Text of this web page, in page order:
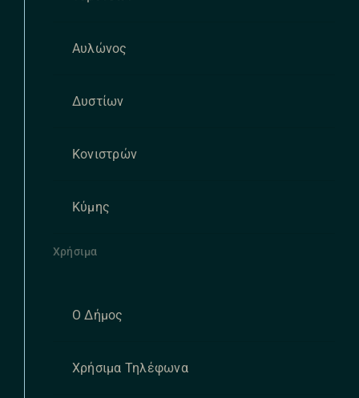
Αυλώνος
Δυστίων
Κονιστρών
Κύμης
Χρήσιμα
Ο Δήμος
Χρήσιμα Τηλέφωνα